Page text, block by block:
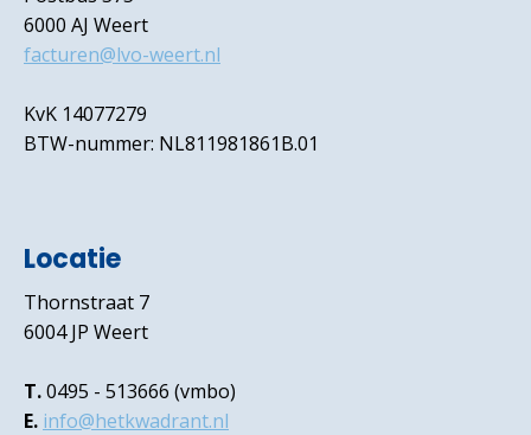
6000 AJ Weert
facturen@lvo-weert.nl
KvK 14077279
BTW-nummer: NL811981861B.01
Locatie
Thornstraat 7
6004 JP Weert
T.0495 - 513666 (vmbo)
E. info@hetkwadrant.nl